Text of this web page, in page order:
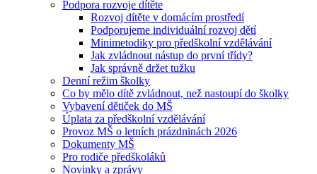
Podpora rozvoje dítěte
Rozvoj dítěte v domácím prostředí
Podporujeme individuální rozvoj dětí
Minimetodiky pro předškolní vzdělávání
Jak zvládnout nástup do první třídy?
Jak správně držet tužku
Denní režim školky
Co by mělo dítě zvládnout, než nastoupí do školky
Vybavení dětiček do MŠ
Úplata za předškolní vzdělávání
Provoz MŠ o letních prázdninách 2026
Dokumenty MŠ
Pro rodiče předškoláků
Novinky a zprávy